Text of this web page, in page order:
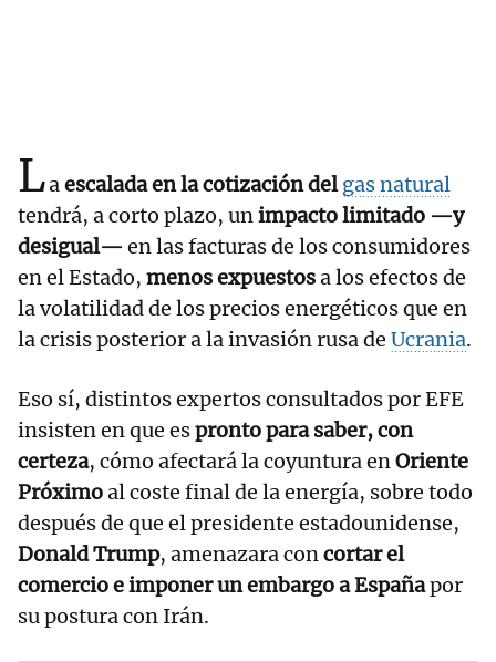
Laescalada en la cotización delgas natural
tendrá, a corto plazo, unimpacto limitado —y
desigual— en las facturas de los consumidores
en el Estado, menos expuestosa los efectos de
la volatilidad de los precios energéticos que en
la crisis posterior a la invasión rusa de Ucrania.
Eso sí, distintos expertos consultados por EFE
insisten en que espronto para saber, con
certeza, cómo afectará la coyuntura enOriente
Próximoal coste final de la energía, sobre todo
después de que el presidente estadounidense,
Donald Trump, amenazara concortar el
comercio e imponer un embargo a Españapor
su postura con Irán.